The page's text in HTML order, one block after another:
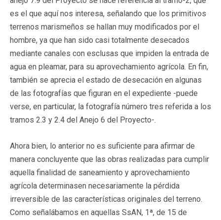
es el que aquí nos interesa, señalando que los primitivos
terrenos marismeños se hallan muy modificados por el
hombre, ya que han sido casi totalmente desecados
mediante canales con esclusas que impiden la entrada de
agua en pleamar, para su aprovechamiento agrícola. En fin,
también se aprecia el estado de desecación en algunas
de las fotografías que figuran en el expediente -puede
verse, en particular, la fotografía número tres referida a los
tramos 2.3 y 2.4 del Anejo 6 del Proyecto-.
Ahora bien, lo anterior no es suficiente para afirmar de
manera concluyente que las obras realizadas para cumplir
aquella finalidad de saneamiento y aprovechamiento
agrícola determinasen necesariamente la pérdida
irreversible de las características originales del terreno.
Como señalábamos en aquellas SsAN, 1ª, de 15 de